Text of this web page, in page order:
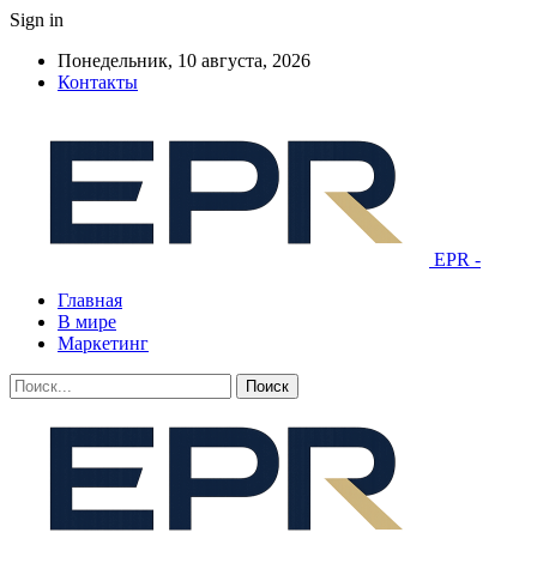
Sign in
Понедельник, 10 августа, 2026
Контакты
EPR -
Главная
В мире
Маркетинг